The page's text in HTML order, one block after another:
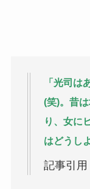
「光司は
(笑)。昔
り、女に
はどうし
記事引